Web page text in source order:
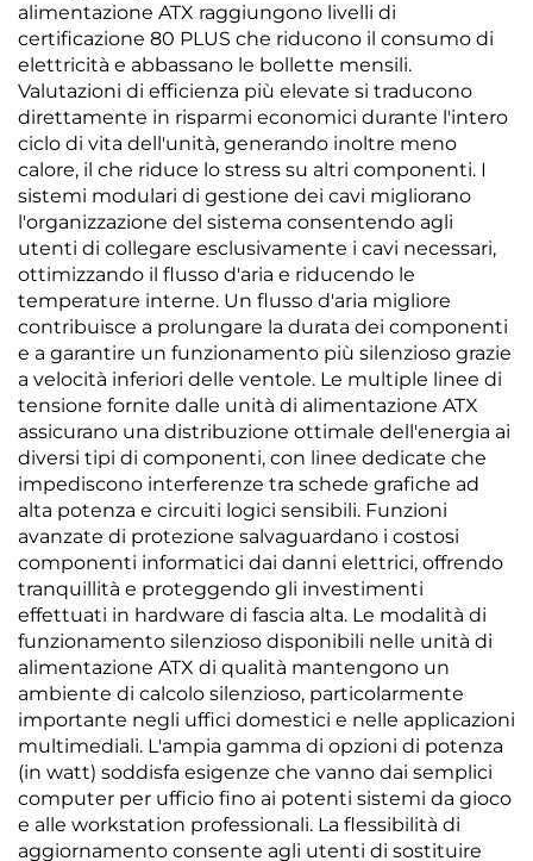
alimentazione ATX raggiungono livelli di
certificazione 80 PLUS che riducono il consumo di
elettricità e abbassano le bollette mensili.
Valutazioni di efficienza più elevate si traducono
direttamente in risparmi economici durante l'intero
ciclo di vita dell'unità, generando inoltre meno
calore, il che riduce lo stress su altri componenti. I
sistemi modulari di gestione dei cavi migliorano
l'organizzazione del sistema consentendo agli
utenti di collegare esclusivamente i cavi necessari,
ottimizzando il flusso d'aria e riducendo le
temperature interne. Un flusso d'aria migliore
contribuisce a prolungare la durata dei componenti
e a garantire un funzionamento più silenzioso grazie
a velocità inferiori delle ventole. Le multiple linee di
tensione fornite dalle unità di alimentazione ATX
assicurano una distribuzione ottimale dell'energia ai
diversi tipi di componenti, con linee dedicate che
impediscono interferenze tra schede grafiche ad
alta potenza e circuiti logici sensibili. Funzioni
avanzate di protezione salvaguardano i costosi
componenti informatici dai danni elettrici, offrendo
tranquillità e proteggendo gli investimenti
effettuati in hardware di fascia alta. Le modalità di
funzionamento silenzioso disponibili nelle unità di
alimentazione ATX di qualità mantengono un
ambiente di calcolo silenzioso, particolarmente
importante negli uffici domestici e nelle applicazioni
multimediali. L'ampia gamma di opzioni di potenza
(in watt) soddisfa esigenze che vanno dai semplici
computer per ufficio fino ai potenti sistemi da gioco
e alle workstation professionali. La flessibilità di
aggiornamento consente agli utenti di sostituire